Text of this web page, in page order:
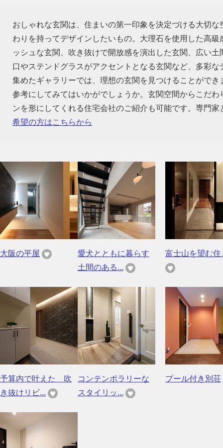
おしゃれな玄関は、住まいの第一印象を決定づける大切
わりを持ってデザインしたいもの。大理石を使用した高
ッシュな玄関、吹き抜けで開放感を演出した玄関、広い
口やステンドグラスがアクセントとなる玄関など、多彩
集めたギャラリーでは、理想の玄関を見つけることがで
参考にしてみてはいかがでしょうか。玄関空間からこだ
ンを形にしてくれる住宅会社のご紹介も可能です。専門
希望の方はこちらから
大阪の平屋
愛犬とともに暮らす
土間のある...
富士山を望む住
予算内で叶えた 吹
き抜けリビ...
コンテンポラリーな
スタイリッ...
プール付き別荘